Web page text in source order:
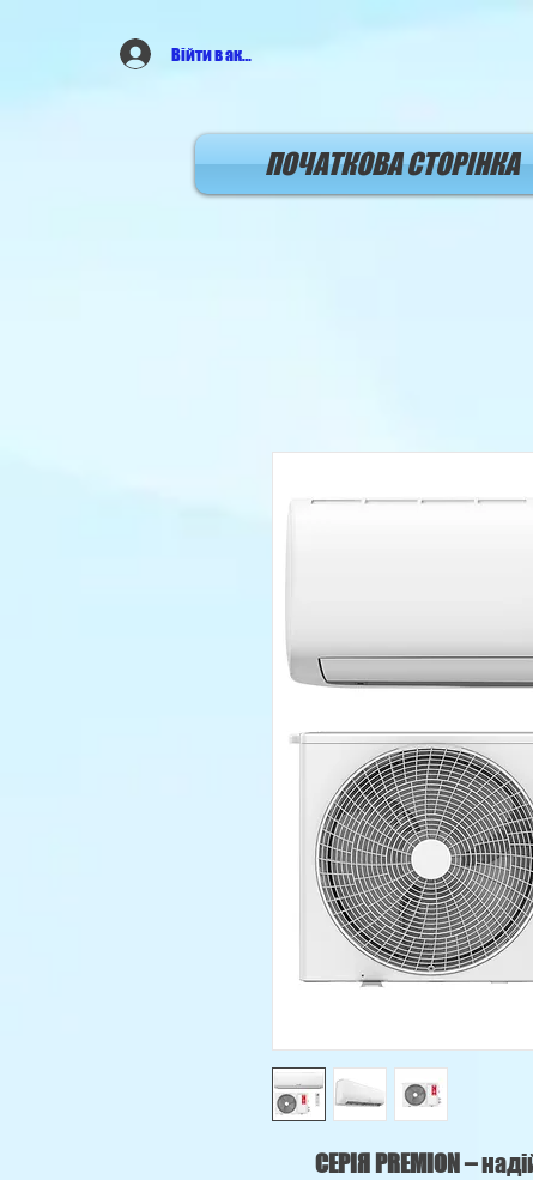
Війти в аккаунт
ПОЧАТКОВА СТОРIНКА
СЕРІЯ PREMION –